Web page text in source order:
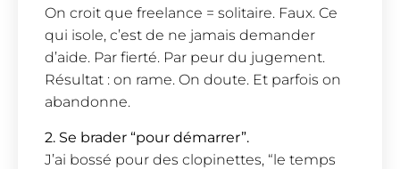
On croit que freelance = solitaire. Faux. Ce
qui isole, c’est de ne jamais demander
d’aide. Par fierté. Par peur du jugement.
Résultat : on rame. On doute. Et parfois on
abandonne.
2. Se brader “pour démarrer”.
J’ai bossé pour des clopinettes, “le temps